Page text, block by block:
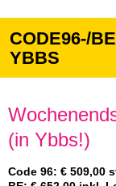
CODE96-/
YBBS
(in Ybbs!)
Code 96: € 509,00